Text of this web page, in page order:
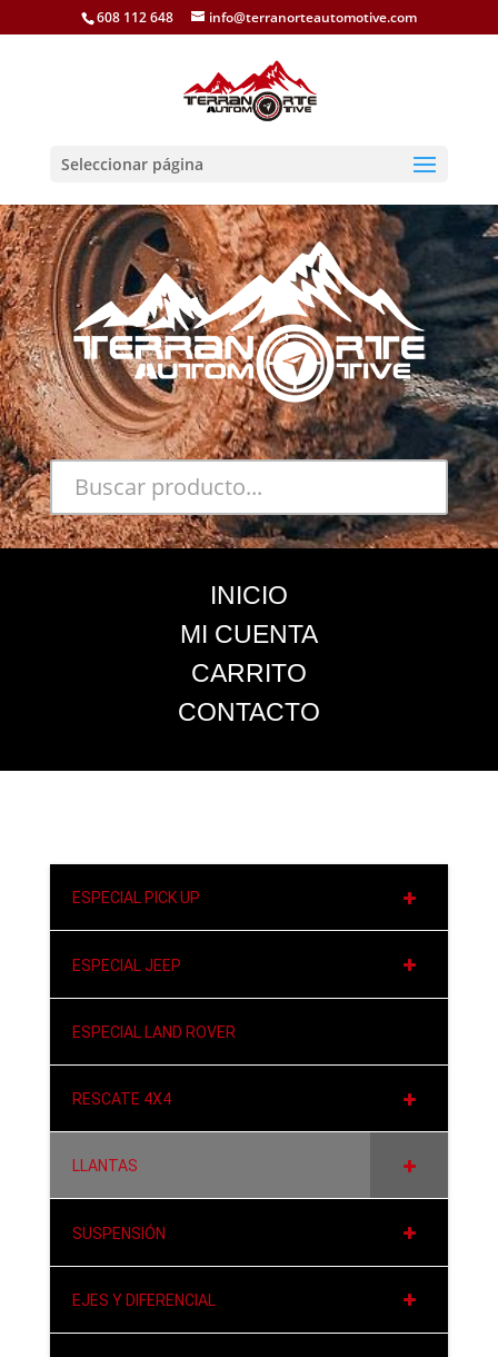
608 112 648 info@terranorteautomotive.com
Seleccionar página
INICIO
MI CUENTA
CARRITO
CONTACTO
ESPECIAL PICK UP
ESPECIAL JEEP
ESPECIAL LAND ROVER
RESCATE 4X4
LLANTAS
SUSPENSIÓN
EJES Y DIFERENCIAL